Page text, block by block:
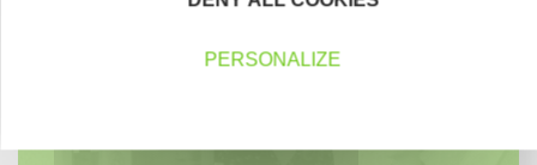
PERSONALIZE